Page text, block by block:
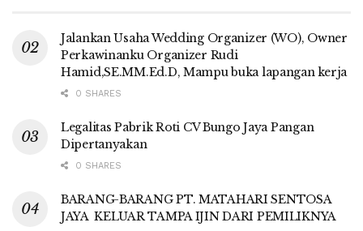
Jalankan Usaha Wedding Organizer (WO), Owner
Perkawinanku Organizer Rudi
Hamid,SE.MM.Ed.D, Mampu buka lapangan kerja
0 SHARES
Legalitas Pabrik Roti CV Bungo Jaya Pangan
Dipertanyakan
0 SHARES
BARANG-BARANG PT. MATAHARI SENTOSA
JAYA KELUAR TAMPA IJIN DARI PEMILIKNYA